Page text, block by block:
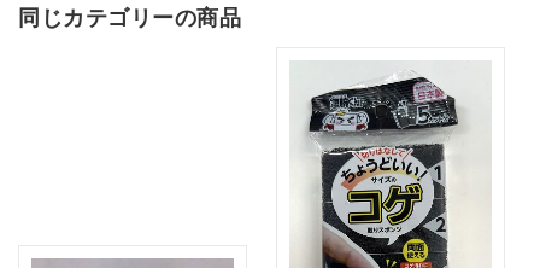
同じカテゴリーの商品